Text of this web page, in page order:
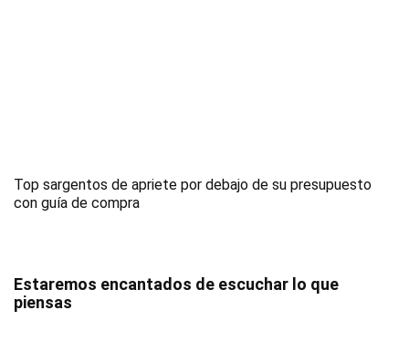
Top sargentos de apriete por debajo de su presupuesto
con guía de compra
Estaremos encantados de escuchar lo que
piensas